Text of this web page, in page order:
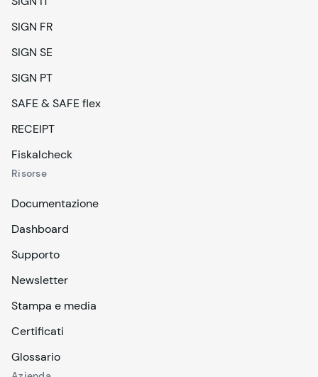
SIGN FR
SIGN SE
SIGN PT
SAFE & SAFE flex
RECEIPT
Fiskalcheck
Risorse
Documentazione
Dashboard
Supporto
Newsletter
Stampa e media
Certificati
Glossario